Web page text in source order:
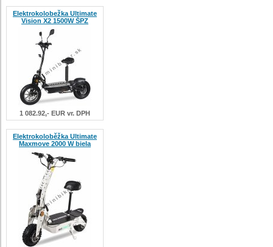
Elektrokolobežka Ultimate
Vision X2 1500W ŠPZ
1 082.92,- EUR vr. DPH
Elektrokoloběžka Ultimate
Maxmove 2000 W biela